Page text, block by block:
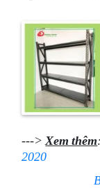
---> Xem thêm:
2020